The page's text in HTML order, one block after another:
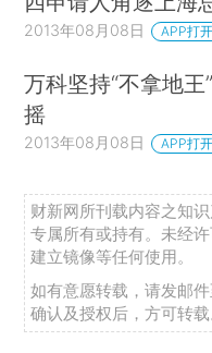
2013年08月08日 APP打开
万科坚持“不拿地王
摇
2013年08月08日 APP打开
财新网所刊载内容之知
专属所有或持有。未经
建立镜像等任何使用。
如有意愿转载，请发邮
确认及授权后，方可转载